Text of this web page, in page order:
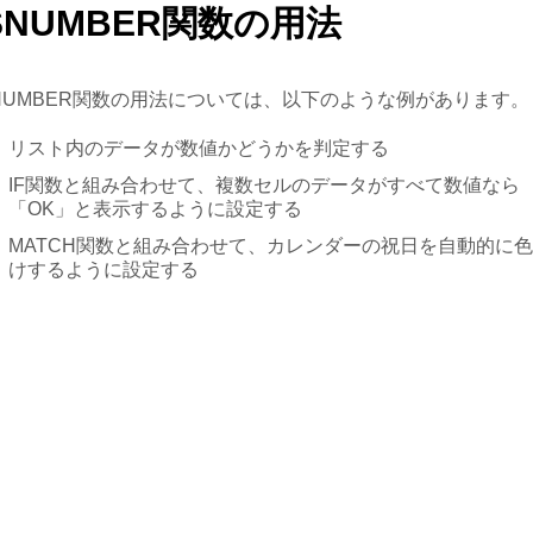
関数の用法
関数の用法については、以下のような例があります。
リスト内のデータが数値かどうかを判定する
IF関数と組み合わせて、複数セルのデータがすべて数値なら
「OK」と表示するように設定する
MATCH関数と組み合わせて、カレンダーの祝日を自動的に
けするように設定する